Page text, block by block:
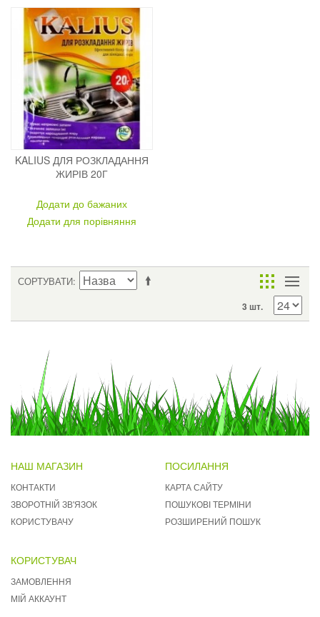
KALIUS ДЛЯ РОЗКЛАДАННЯ
ЖИРІВ 20Г
Додати до бажаних
Додати для порівняння
СОРТУВАТИ
3 шт.
НАШ МАГАЗИН
КОНТАКТИ
ЗВОРОТНІЙ ЗВ'ЯЗОК
КОРИСТУВАЧУ
ПОСИЛАННЯ
КАРТА САЙТУ
ПОШУКОВІ ТЕРМІНИ
РОЗШИРЕНИЙ ПОШУК
КОРИСТУВАЧ
ЗАМОВЛЕННЯ
МІЙ АККАУНТ